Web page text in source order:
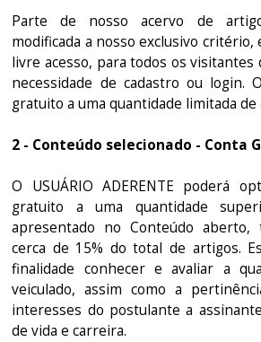
Parte de nosso acervo de
modificada a nosso exclusivo
livre acesso, para todos os visitantes
necessidade de cadastro ou login.
gratuito a uma quantidade limitada de
2 - Conteúdo selecionado - Conta
O USUÁRIO ADERENTE poderá
gratuito a uma quantidade
apresentado no Conteúdo aberto,
cerca de 15% do total de artigos.
finalidade conhecer e avaliar a
veiculado, assim como a
interesses do postulante a
de vida e carreira.